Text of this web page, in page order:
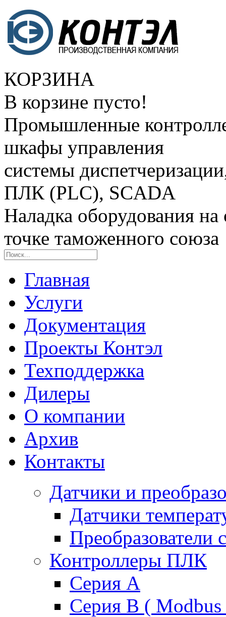
КОРЗИНА
В корзине пусто!
Промышленные
шкафы управления
системы
ПЛК (PLC), SCADA
Наладка оборудования на
точке таможенного союза
Главная
Услуги
Документация
Проекты Контэл
Техподдержка
Дилеры
О компании
Архив
Контакты
Датчики и
Датчики
Преобразователи
Контроллеры ПЛК
Серия A
Серия В ( Modbus